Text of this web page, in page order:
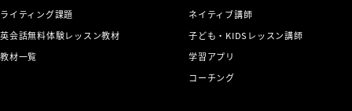
ライティング課題
英会話無料体験レッスン教材
教材一覧
ネイティブ講師
子ども・KIDSレッスン講師
学習アプリ
コーチング